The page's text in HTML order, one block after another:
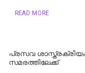
READ MORE
പ്രസവ
സമരത്തിലേക്ക്